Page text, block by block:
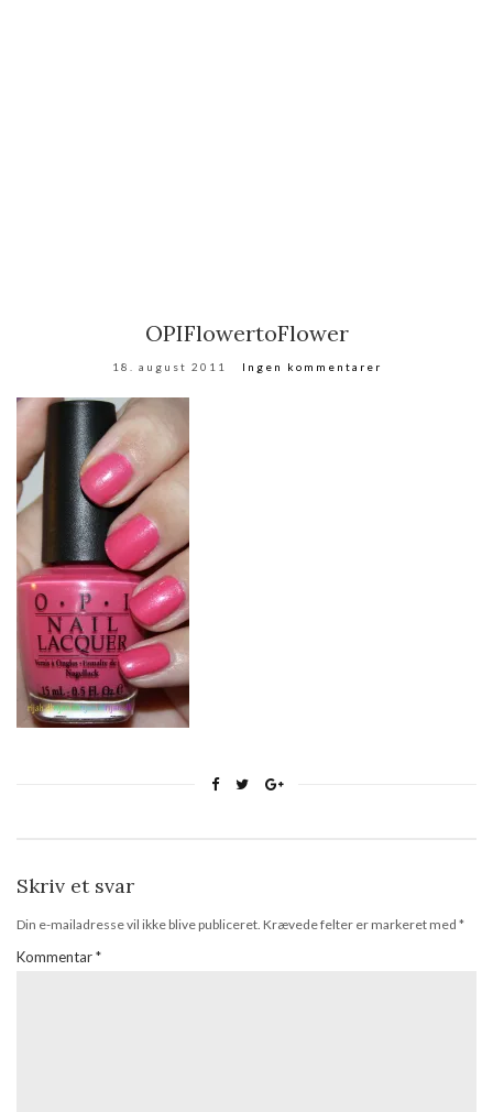
OPIFlowertoFlower
18. august 2011 Ingen kommentarer
Skriv et svar
Din e-mailadresse vil ikke blive publiceret. Krævede felter er markeret med *
Kommentar*